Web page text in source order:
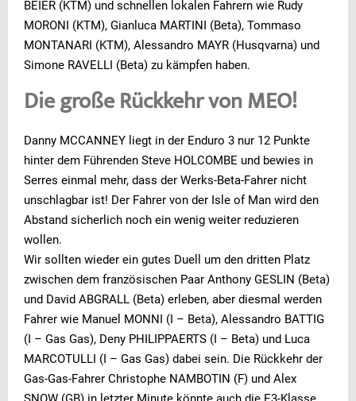
BEIER (KTM) und schnellen lokalen Fahrern wie Rudy
MORONI (KTM), Gianluca MARTINI (Beta), Tommaso
MONTANARI (KTM), Alessandro MAYR (Husqvarna) und
Simone RAVELLI (Beta) zu kämpfen haben.
Die große Rückkehr von MEO!
Danny MCCANNEY liegt in der Enduro 3 nur 12 Punkte
hinter dem Führenden Steve HOLCOMBE und bewies in
Serres einmal mehr, dass der Werks-Beta-Fahrer nicht
unschlagbar ist! Der Fahrer von der Isle of Man wird den
Abstand sicherlich noch ein wenig weiter reduzieren
wollen.
Wir sollten wieder ein gutes Duell um den dritten Platz
zwischen dem französischen Paar Anthony GESLIN (Beta)
und David ABGRALL (Beta) erleben, aber diesmal werden
Fahrer wie Manuel MONNI (I – Beta), Alessandro BATTIG
(I – Gas Gas), Deny PHILIPPAERTS (I – Beta) und Luca
MARCOTULLI (I – Gas Gas) dabei sein. Die Rückkehr der
Gas-Gas-Fahrer Christophe NAMBOTIN (F) und Alex